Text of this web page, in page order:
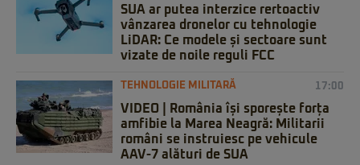
SUA ar putea interzice rertoactiv
vânzarea dronelor cu tehnologie
LiDAR: Ce modele și sectoare sunt
vizate de noile reguli FCC
TEHNOLOGIE MILITARĂ 17:00
VIDEO | România își sporește forța
amfibie la Marea Neagră: Militarii
români se instruiesc pe vehicule
AAV-7 alături de SUA